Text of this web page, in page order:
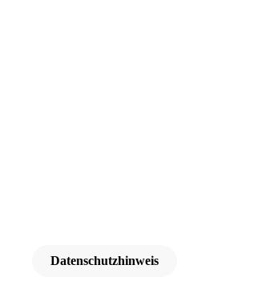
Datenschutzhinweis